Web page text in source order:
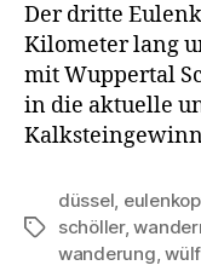
Der dritte
Kilometer lang
mit Wuppertal
in die aktuelle
Schlagwörter
düssel,
schöller,
wanderung,